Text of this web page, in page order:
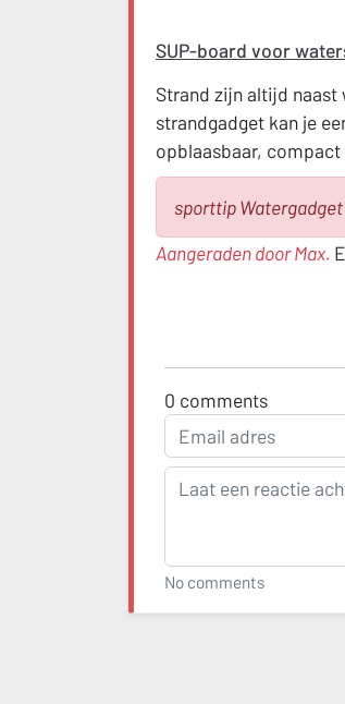
SUP-board voor
Strand zijn altijd naast
strandgadget kan je
opblaasbaar, compact
sporttip Watergadget
Aangeraden door Max.
0 comments
No comments